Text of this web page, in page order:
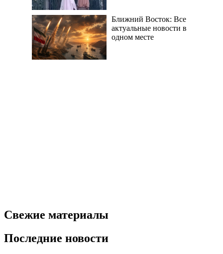
Ближний Восток: Все
актуальные новости в
одном месте
Свежие материалы
Последние новости